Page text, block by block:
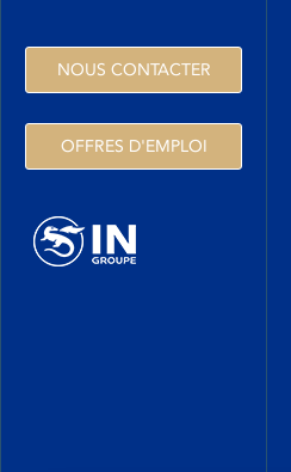
NOUS CONTACTER
OFFRES D'EMPLOI